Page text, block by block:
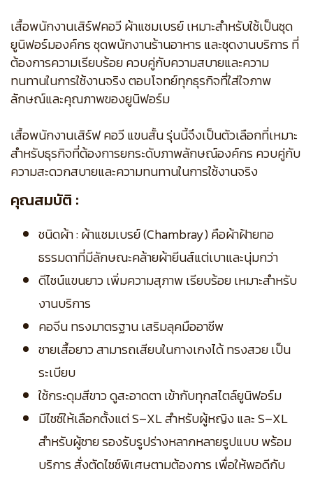
เสื้อพนักงานเสิร์ฟคอวี ผ้าแชมเบรย์ เหมาะสำหรับใช้เป็นชุด
ยูนิฟอร์มองค์กร ชุดพนักงานร้านอาหาร และชุดงานบริการ ที่
ต้องการความเรียบร้อย ควบคู่กับความสบายและความ
ทนทานในการใช้งานจริง ตอบโจทย์ทุกธุรกิจที่ใส่ใจภาพ
ลักษณ์และคุณภาพของยูนิฟอร์ม
เสื้อพนักงานเสิร์ฟ คอวี แขนสั้น รุ่นนี้จึงเป็นตัวเลือกที่เหมาะ
สำหรับธุรกิจที่ต้องการยกระดับภาพลักษณ์องค์กร ควบคู่กับ
ความสะดวกสบายและความทนทานในการใช้งานจริง
คุณสมบัติ :
ชนิดผ้า : ผ้าแชมเบรย์ (Chambray) คือผ้าฝ้ายทอ
ธรรมดาที่มีลักษณะคล้ายผ้ายีนส์แต่เบาและนุ่มกว่า
ดีไซน์แขนยาว เพิ่มความสุภาพ เรียบร้อย เหมาะสำหรับ
งานบริการ
คอจีน ทรงมาตรฐาน เสริมลุคมืออาชีพ
ชายเสื้อยาว สามารถเสียบในกางเกงได้ ทรงสวย เป็น
ระเบียบ
ใช้กระดุมสีขาว ดูสะอาดตา เข้ากับทุกสไตล์ยูนิฟอร์ม
มีไซซ์ให้เลือกตั้งแต่ S–XL สำหรับผู้หญิง และ S–XL
สำหรับผู้ชาย รองรับรูปร่างหลากหลายรูปแบบ พร้อม
บริการ สั่งตัดไซซ์พิเศษตามต้องการ เพื่อให้พอดีกับ